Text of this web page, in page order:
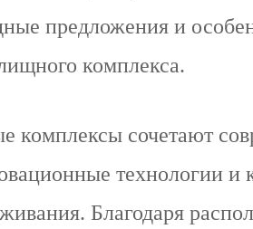
предложения и
комплекса.
комплексы сочетают
технологии и
Благодаря